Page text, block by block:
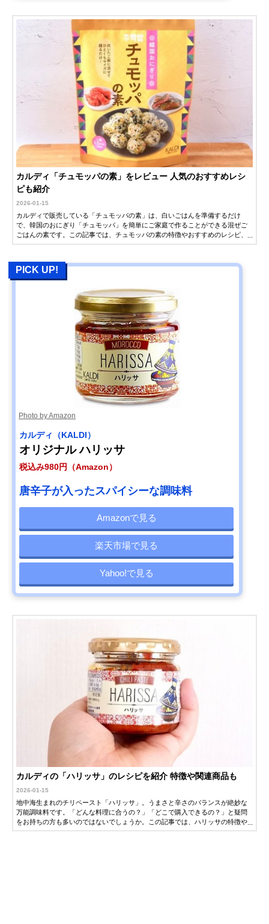
カルディ「チュモッパの素」をレビュー 人気のおすすめレシ
ピも紹介
2026-01-15
カルディで販売している「チュモッパの素」は、白いごはんを準備するだけ
で、韓国のおにぎり「チュモッパ」を簡単にご家庭で作ることができる混ぜご
ごはんの素です。この記事では、チュモッパの素の特徴やおすすめのレシピ、
PICK UP!
Photo by Amazon
カルディ（KALDI）
オリジナル ハリッサ
税込み980円（Amazon）
唐辛子が入ったスパイシーな調味料
Amazonで見る
楽天市場で見る
Yahoo!で見る
カルディの「ハリッサ」のレシピを紹介 特徴や関連商品も
2026-01-15
地中海生まれのチリペースト「ハリッサ」。うまさと辛さのバランスが絶妙な
万能調味料です。「どんな料理に合うの？」「どこで購入できるの？」と疑問
をお持ちの方も多いのではないでしょうか。この記事では、ハリッサの特徴や